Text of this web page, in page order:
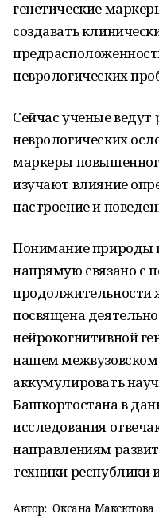
генетические
создавать
неврологических
Сейчас ученые ведут
неврологических
маркеры
изучают влияние
настроение и
Понимание природы
напрямую связано с
продолжительности
посвящена
нейрокогнитивной
нашем
аккумулировать
Башкортостана в
исследования
направлениям
техники республики
Автор: Оксана Максютова